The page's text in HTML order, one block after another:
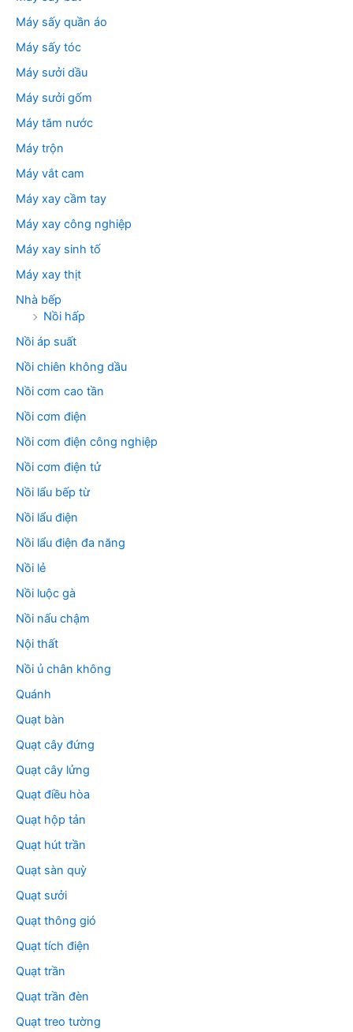
Máy sấy quần áo
Máy sấy tóc
Máy sưởi dầu
Máy sưởi gốm
Máy tăm nước
Máy trộn
Máy vắt cam
Máy xay cầm tay
Máy xay công nghiệp
Máy xay sinh tố
Máy xay thịt
Nhà bếp
Nồi hấp
Nồi áp suất
Nồi chiên không dầu
Nồi cơm cao tần
Nồi cơm điện
Nồi cơm điện công nghiệp
Nồi cơm điện tử
Nồi lẩu bếp từ
Nồi lẩu điện
Nồi lẩu điện đa năng
Nồi lẻ
Nồi luộc gà
Nồi nấu chậm
Nội thất
Nồi ủ chân không
Quánh
Quạt bàn
Quạt cây đứng
Quạt cây lửng
Quạt điều hòa
Quạt hộp tản
Quạt hút trần
Quạt sàn quỳ
Quạt sưởi
Quạt thông gió
Quạt tích điện
Quạt trần
Quạt trần đèn
Quạt treo tường